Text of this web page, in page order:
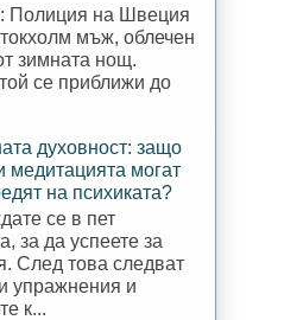
Полиция на Швеция
мъж, облечен
зимната нощ.
се приближи до
духовност: защо
медитацията могат
на психиката?
се в пет
за да успеете за
След това следват
упражнения и
к...